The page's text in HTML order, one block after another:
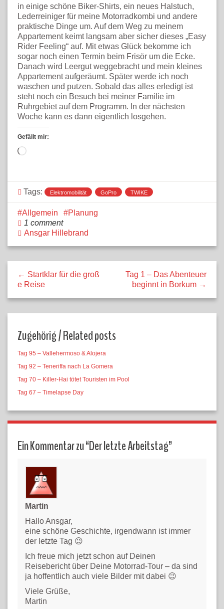
in einige schöne Biker-Shirts, ein neues Halstuch,
Lederreiniger für meine Motorradkombi und andere
praktische Dinge um. Auf dem Weg zu meinem
Appartement keimt langsam aber sicher dieses „Easy
Rider Feeling“ auf. Mit etwas Glück bekomme ich
sogar noch einen Termin beim Frisör um die Ecke.
Danach wird Leergut weggebracht und mein kleines
Appartement aufgeräumt. Später werde ich noch
waschen und putzen. Sobald das alles erledigt ist
steht noch ein Besuch bei meiner Familie im
Ruhrgebiet auf dem Programm. In der nächsten
Woche kann es dann eigentlich losgehen.
Gefällt mir:
Wird
Tags: Elektromobilität GoPro TWIKE
Allgemein
Planung
1 comment
Ansgar Hillebrand
← Startklar für die groß
e Reise
Tag 1 – Das Abenteuer
beginnt in Borkum →
Zugehörig / Related posts
Tag 95 – Vallehermoso & Alojera
Tag 92 – Teneriffa nach La Gomera
Tag 70 – Killer-Hai tötet Touristen im Pool
Tag 67 – Timelapse Day
Ein Kommentar zu “Der letzte Arbeitstag”
Martin
Hallo Ansgar,
eine schöne Geschichte, irgendwann ist immer
der letzte Tag 😉
Ich freue mich jetzt schon auf Deinen
Reisebericht über Deine Motorrad-Tour – da sind
ja hoffentlich auch viele Bilder mit dabei 😉
Viele Grüße,
Martin